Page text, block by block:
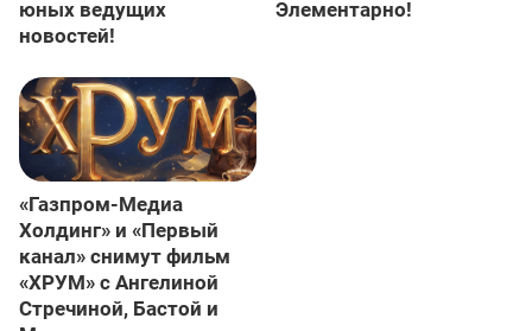
юных ведущих
новостей!
Элементарно!
«Газпром-Медиа
Холдинг» и «Первый
канал» снимут фильм
«ХРУМ» с Ангелиной
Стречиной, Бастой и